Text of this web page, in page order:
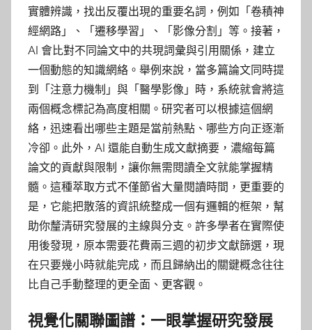
實體辨識，找出反覆出現的重要名詞，例如「卷積神
經網路」、「遷移學習」、「影像分割」等。接著，
AI 會比對不同論文中的共現詞彙與引用關係，建立
一個動態的知識網絡。舉例來說，當多篇論文同時提
到「注意力機制」與「醫學影像」時，系統就會將這
兩個概念標記為高度相關。研究者可以根據這個網
絡，迅速看出哪些主題是當前熱點、哪些方向正逐漸
冷卻。此外，AI 還能自動生成文獻摘要，濃縮每篇
論文的貢獻與限制，讓你無需閱讀全文就能掌握精
髓。這種萃取方式不僅節省大量閱讀時間，更重要的
是，它能把散落的資訊統整成一個有邏輯的框架，幫
助你釐清研究發展的主線與分支。許多學者在實際使
用後發現，原本需要花費兩三週的初步文獻篩選，現
在只要幾小時就能完成，而且歸納出的關鍵概念往往
比自己手動整理的更全面、更客觀。
視覺化關聯圖譜：一眼掌握研究發展